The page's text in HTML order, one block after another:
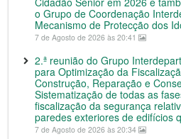
o Grupo de Coordenação
Mecanismo de Protecção dos
7 de Agosto de 2026 às 20:41
2.ª reunião do Grupo
para Optimização da
Construção, Reparação e
Sistematização de todas as
fiscalização da segurança
paredes exteriores de edifícios
7 de Agosto de 2026 às 20:34